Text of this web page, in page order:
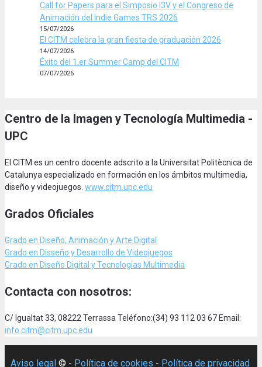
Call for Papers para el Simposio I3V y el Congreso de
Animación del Indie Games TRS 2026
15/07/2026
El CITM celebra la gran fiesta de graduación 2026
14/07/2026
Éxito del 1.er Summer Camp del CITM
07/07/2026
Centro de la Imagen y Tecnología Multimedia -
UPC
El CITM es un centro docente adscrito a la Universitat Politècnica de
Catalunya especializado en formación en los ámbitos multimedia,
diseño y videojuegos. www.citm.upc.edu
Grados Oficiales
Grado en Diseño, Animación y Arte Digital
Grado en Disseño y Desarrollo de Videojuegos
Grado en Diseño Digital y Tecnologias Multimedia
Contacta con nosotros:
C/ Igualtat 33, 08222 Terrassa Teléfono:(34) 93 112 03 67 Email:
info.citm@citm.upc.edu
Aviso legal © - Política de cookies - Política de privacidad